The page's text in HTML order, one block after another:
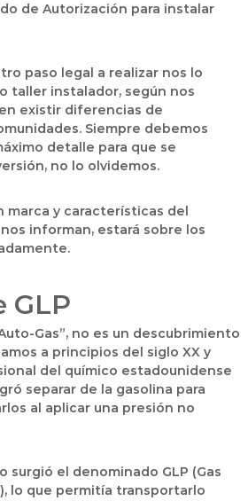
de Autorización para instalar
paso legal a realizar nos lo
taller instalador, según nos
existir diferencias de
Siempre debemos
detalle para que se
no lo olvidemos.
marca y características del
informan, estará sobre los
GLP
Gas”, no es un descubrimiento
a principios del siglo XX y
del químico estadounidense
separar de la gasolina para
al aplicar una presión no
surgió el denominado GLP (Gas
lo que permitía transportarlo